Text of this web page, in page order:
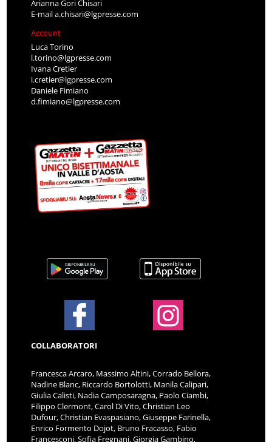
Arianna Gori Chisari
E-maila.chisari@lgpresse.com
Account
Luca Torino
l.torino@lgpresse.com
Ivana Cretier
i.cretier@lgpresse.com
Daniele Fimiano
d.fimiano@lgpresse.com
COLLABORATORI
Francesca Arcaro, Massimo Altini, Corrado Bellora,
Nadine Blanc, Riccardo Bortolotti, Manila Calipari,
Giulia Calisti, Nadia Camposaragna, Paolo Ciambi,
Filippo Clermont, Carol Di Vito, Christian Leo
Dufour, Christian Evaspasiano, Giuseppe Farinella,
Enrico Formento Dojot, Bruno Fracasso, Fabio
Francesconi, Sofia Fregnani, Giorgia Gambino,